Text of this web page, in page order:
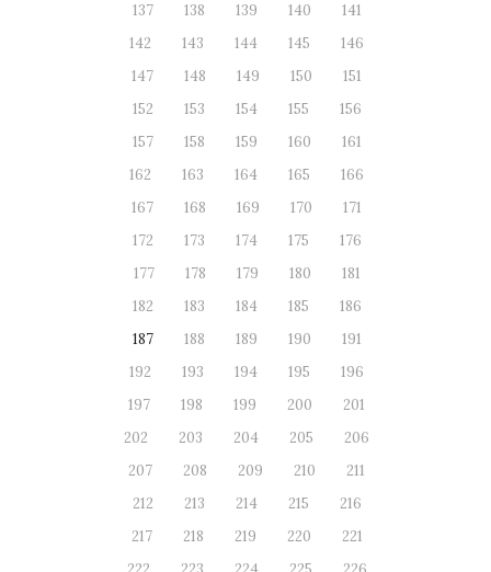
137
138 139 140
141
142
143 144 145
146
147
148 149 150
151
152
153 154 155
156
157
158 159 160
161
162
163 164 165
166
167
168 169 170
171
172
173 174 175
176
177
178 179 180
181
182
183 184 185
186
187
188 189 190
191
192
193 194 195
196
197
198 199 200
201
202
203 204 205
206
207
208 209 210
211
212
213 214 215
216
217
218 219 220
221